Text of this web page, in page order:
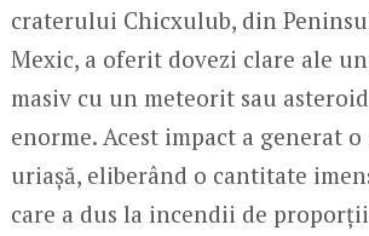
craterului Chicxulub, din
Mexic, a oferit dovezi clare ale
masiv cu un meteorit sau
enorme. Acest impact a generat
uriașă, eliberând o cantitate
care a dus la incendii de